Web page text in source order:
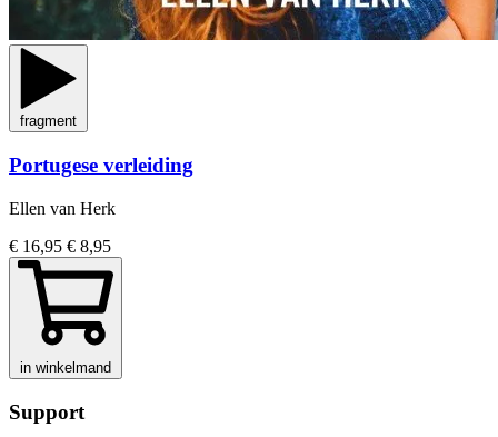
fragment
Portugese verleiding
Ellen van Herk
€ 16,95 € 8,95
in winkelmand
Support